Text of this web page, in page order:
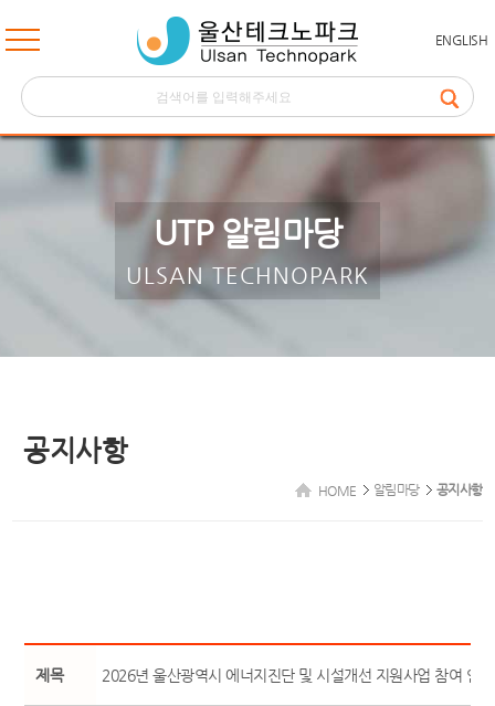
ENGLISH
UTP 알림마당
ULSAN TECHNOPARK
공지사항
HOME 알림마당 공지사항
제목 2026년 울산광역시 에너지진단 및 시설개선 지원사업 참여 안